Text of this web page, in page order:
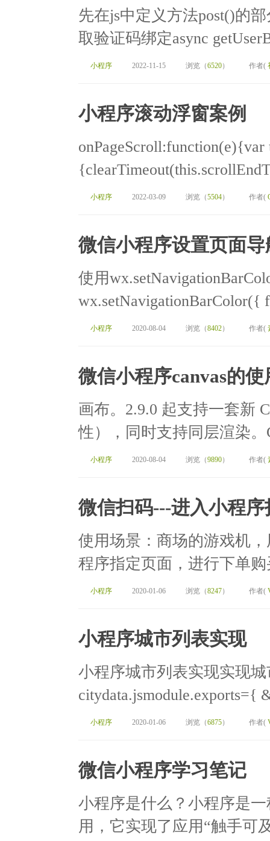
先在js中定义方法post()的
取验证码绑定async
小程序 2022-11-15 浏览（6520） 作者(
小程序滚动浮窗案例
小程序 2022-03-09 浏览（5504） 作者(
微信小程序设置页面
使用
wx.setNavigationBarColor({
小程序 2020-08-04 浏览（8402） 作者(
微信小程序canvas的使
画布。2.9.0 起支持一套新
性），同时支持同层渲染
小程序 2020-08-04 浏览（9890） 作者(
微信扫码---进入小程
使用场景：商场的游戏机
程序指定页面，进行下单
小程序 2020-01-06 浏览（8247） 作者(
小程序城市列表实现
小程序城市列表实现实现
小程序 2020-01-06 浏览（6875） 作者(
微信小程序学习笔记
小程序是什么？小程序是
用，它实现了应用“触手可